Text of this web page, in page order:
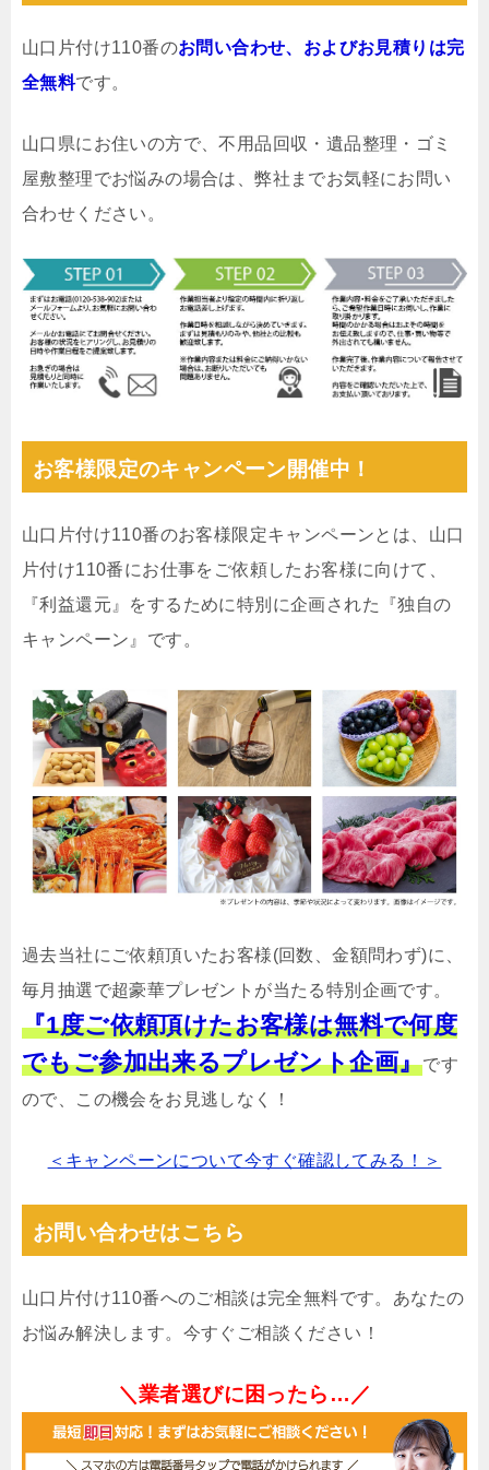
山口片付け110番のお問い合わせ、およびお見積りは完
全無料です。
山口県にお住いの方で、不用品回収・遺品整理・ゴミ
屋敷整理でお悩みの場合は、弊社までお気軽にお問い
合わせください。
お客様限定のキャンペーン開催中！
山口片付け110番のお客様限定キャンペーンとは、山口
片付け110番にお仕事をご依頼したお客様に向けて、
『利益還元』をするために特別に企画された『独自の
キャンペーン』です。
過去当社にご依頼頂いたお客様(回数、金額問わず)に、
毎月抽選で超豪華プレゼントが当たる特別企画です。
『1度ご依頼頂けたお客様は無料で何度
でもご参加出来るプレゼント企画』です
ので、この機会をお見逃しなく！
＜キャンペーンについて今すぐ確認してみる！＞
お問い合わせはこちら
山口片付け110番へのご相談は完全無料です。あなたの
お悩み解決します。今すぐご相談ください！
＼業者選びに困ったら…／